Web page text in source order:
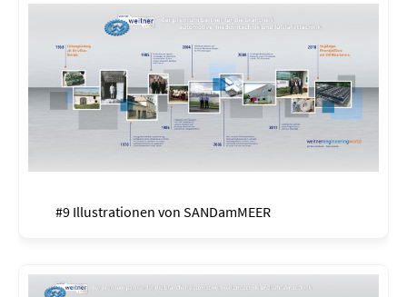
#9 Illustrationen von SANDamMEER